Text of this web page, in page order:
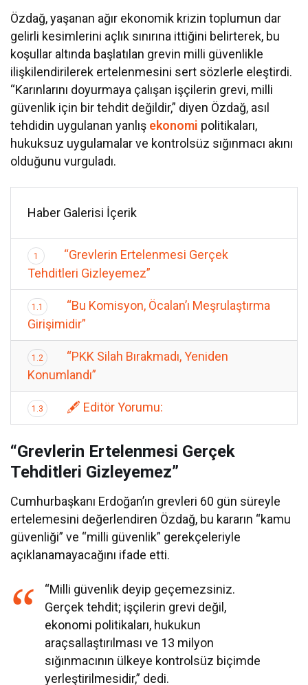
Özdağ, yaşanan ağır ekonomik krizin toplumun dar
gelirli kesimlerini açlık sınırına ittiğini belirterek, bu
koşullar altında başlatılan grevin milli güvenlikle
ilişkilendirilerek ertelenmesini sert sözlerle eleştirdi.
“Karınlarını doyurmaya çalışan işçilerin grevi, milli
güvenlik için bir tehdit değildir,” diyen Özdağ, asıl
tehdidin uygulanan yanlış ekonomi politikaları,
hukuksuz uygulamalar ve kontrolsüz sığınmacı akını
olduğunu vurguladı.
Haber Galerisi İçerik
1
“Grevlerin Ertelenmesi Gerçek
Tehditleri Gizleyemez”
1.1
“Bu Komisyon, Öcalan’ı Meşrulaştırma
Girişimidir”
1.2
“PKK Silah Bırakmadı, Yeniden
Konumlandı”
1.3 🖋️ Editör Yorumu:
“Grevlerin Ertelenmesi Gerçek
Tehditleri Gizleyemez”
Cumhurbaşkanı Erdoğan’ın grevleri 60 gün süreyle
ertelemesini değerlendiren Özdağ, bu kararın “kamu
güvenliği” ve “milli güvenlik” gerekçeleriyle
açıklanamayacağını ifade etti.
“Milli güvenlik deyip geçemezsiniz.
Gerçek tehdit; işçilerin grevi değil,
ekonomi politikaları, hukukun
araçsallaştırılması ve 13 milyon
sığınmacının ülkeye kontrolsüz biçimde
yerleştirilmesidir,” dedi.